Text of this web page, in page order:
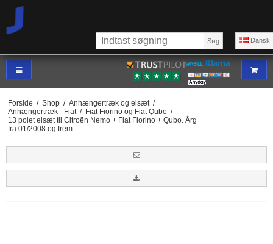
Dansk
Søg
Forside / Shop / Anhængertræk og elsæt /
Anhængertræk - Fiat / Fiat Fiorino og Fiat Qubo /
13 polet elsæt til Citroën Nemo + Fiat Fiorino + Qubo. Årg
fra 01/2008 og frem